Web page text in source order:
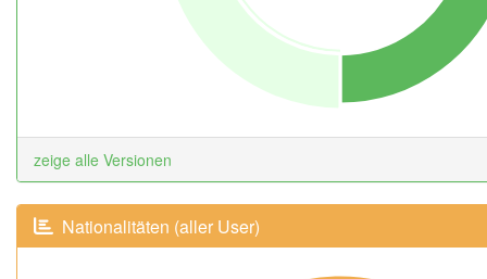
zeige alle Versionen
Nationalitäten (aller User)